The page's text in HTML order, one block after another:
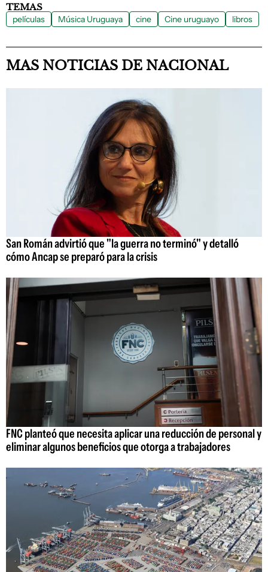
TEMAS
películas Música Uruguaya cine Cine uruguayo libros
MAS NOTICIAS DE NACIONAL
San Román advirtió que "la guerra no terminó" y detalló
cómo Ancap se preparó para la crisis
FNC planteó que necesita aplicar una reducción de personal y
eliminar algunos beneficios que otorga a trabajadores